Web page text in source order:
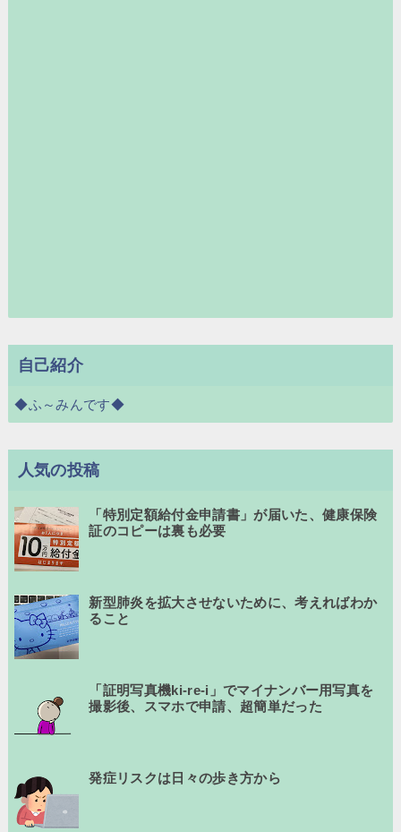
自己紹介
◆ふ～みんです◆
人気の投稿
「特別定額給付金申請書」が届いた、健康保険
証のコピーは裏も必要
新型肺炎を拡大させないために、考えればわか
ること
「証明写真機ki-re-i」でマイナンバー用写真を
撮影後、スマホで申請、超簡単だった
発症リスクは日々の歩き方から